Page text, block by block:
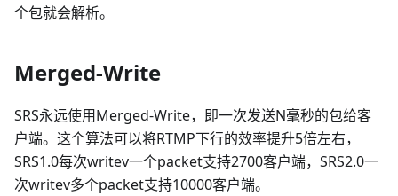
个包就会解析。
Merged-Write
SRS永远使用Merged-Write，即一次发送N毫秒的包给客
户端。这个算法可以将RTMP下行的效率提升5倍左右，
SRS1.0每次writev一个packet支持2700客户端，SRS2.0一
次writev多个packet支持10000客户端。